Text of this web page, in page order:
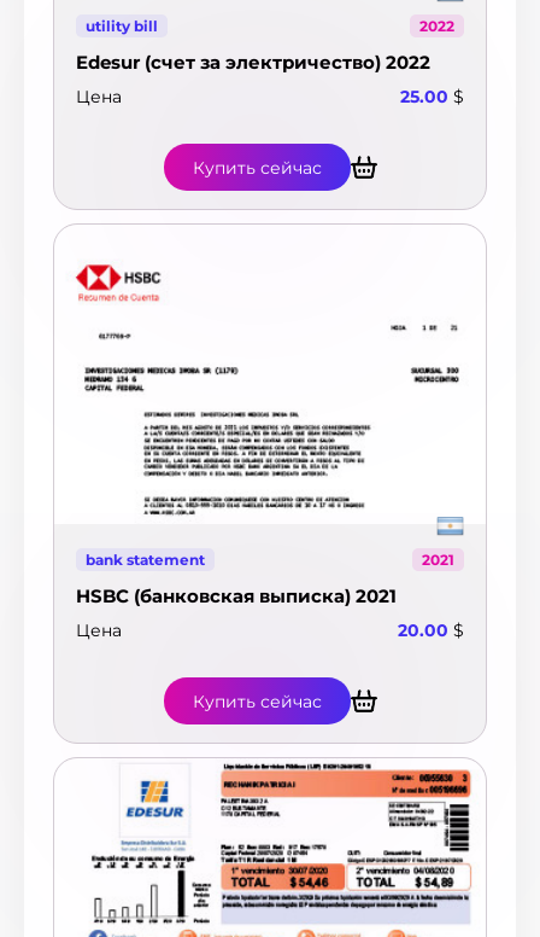
utility bill 2022
Edesur (счет за электричество) 2022
Цена 25.00 $
Купить сейчас
bank statement 2021
HSBC (банковская выписка) 2021
Цена 20.00 $
Купить сейчас